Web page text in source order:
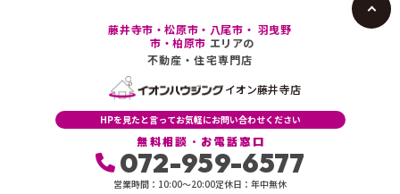
(3) お客さま情報の収集に際しては、利用目的を特定して通知または公
表し、その利用目的にしたがってお客さま情報を取り扱います。
(4) お客さま情報の漏洩、紛失、改ざん等を防止するために必要な 対策
を講じて適切な管理を行います。
(5) 保有するお客さま情報について、お客さま本人からの開示、訂正、
削除、利用停止の依頼を所定の窓口でお受けして、誠意をもって対応い
具体的には、以下の内容に従ってお客さま情報の取り扱いをいたしま
３．お客さまの情報の利用目的
藤井寺市・松原市・八尾市・ 羽曳野
市・柏原市 エリアの
不動産・住宅専門店
イオン藤井寺店
HPを見たと言ってお気軽にお問い合わせください
無料相談・お電話窓口
072-959-6577
営業時間：10:00〜20:00定休日：年中無休